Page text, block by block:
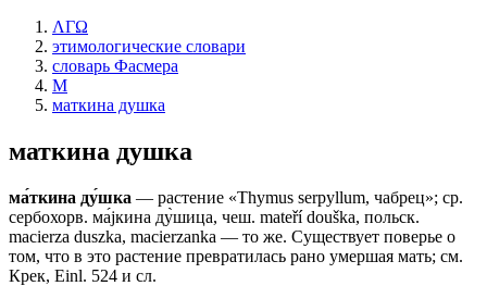
ΛΓΩ
этимологические словари
словарь Фасмера
М
маткина душка
маткина душка
ма́ткина ду́шка — растение «Thymus serpyllum, чабрец»; ср.
сербохорв. ма́jкина ду̀шица, чеш. mateří douška, польск.
macierza duszka, macierzanka — то же. Существует поверье о
том, что в это растение превратилась рано умершая мать; см.
Крек, Einl. 524 и сл.